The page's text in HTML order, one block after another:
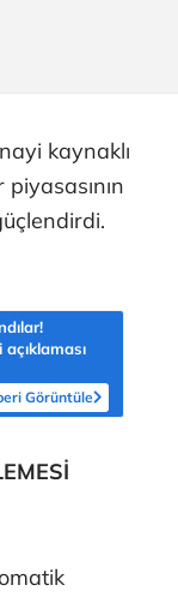
kaynaklı
Görüntüle